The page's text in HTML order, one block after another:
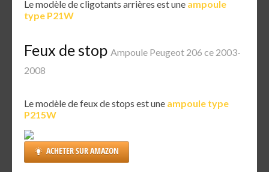
Le modèle de cligotants arrières est une ampoule
type P21W
Feux de stop Ampoule Peugeot 206 ce 2003-
2008
Le modèle de feux de stops est une ampoule type
P215W
ACHETER SUR AMAZON